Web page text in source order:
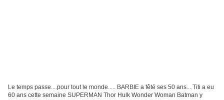
Le temps passe....pour tout le monde..... BARBIE a fêté ses 50 ans... Titi a eu
60 ans cette semaine SUPERMAN Thor Hulk Wonder Woman Batman y